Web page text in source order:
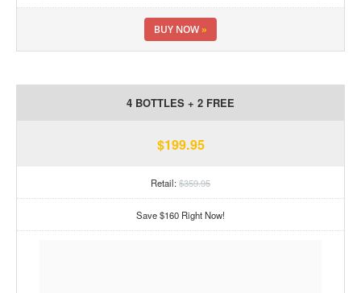
BUY NOW»
4 BOTTLES + 2 FREE
$199.95
Retail:$359.95
Save $160 Right Now!